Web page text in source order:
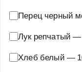
Перец черный
Лук репчатый —
Хлеб белый —